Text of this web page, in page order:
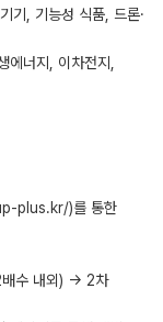
기, 기능성 식품, 드론·
너지, 이차전지,
plus.kr/)를 통한
배수 내외) → 2차